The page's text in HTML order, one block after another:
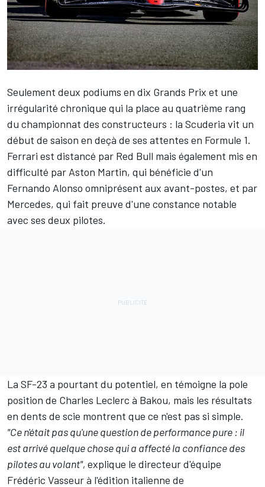
Seulement deux podiums en dix Grands Prix et une
irrégularité chronique qui la place au quatrième rang
du championnat des constructeurs : la Scuderia vit un
début de saison en deçà de ses attentes en Formule 1.
Ferrari est distancé par Red Bull mais également mis en
difficulté par Aston Martin, qui bénéficie d'un
Fernando Alonso omniprésent aux avant-postes, et par
Mercedes, qui fait preuve d'une constance notable
avec ses deux pilotes.
La SF-23 a pourtant du potentiel, en témoigne la pole
position de Charles Leclerc à Bakou, mais les résultats
en dents de scie montrent que ce n'est pas si simple.
"Ce n'était pas qu'une question de performance pure : il
est arrivé quelque chose qui a affecté la confiance des
pilotes au volant", explique le directeur d'équipe
Frédéric Vasseur à l'édition italienne de